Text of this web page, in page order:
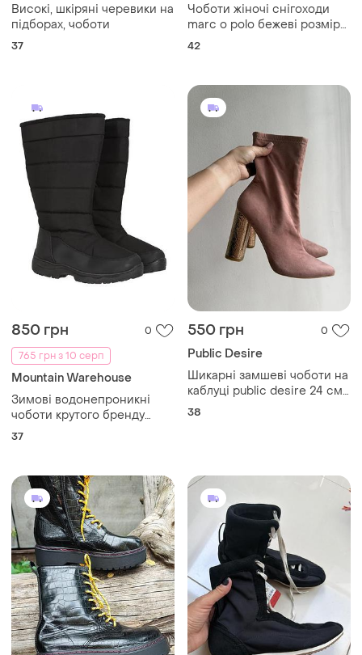
Високі, шкіряні черевики на
підборах, чоботи
37
Чоботи жіночі снігоходи
marc o polo бежеві розмір
42
42
850 грн
0
765 грн з 10 серп
Mountain Warehouse
Зимові водонепроникні
чоботи крутого бренду
mountain warehouse 37
37
550 грн 0
Public Desire
Шикарні замшеві чоботи на
каблуці public desire 24 см
38р
38